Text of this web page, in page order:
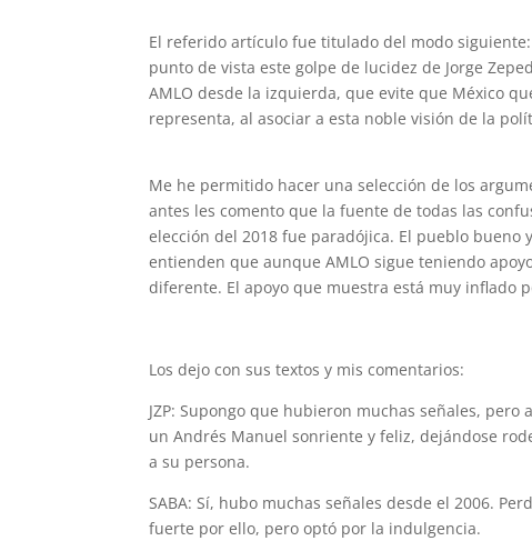
El referido artículo fue titulado del modo
punto de vista este golpe de lucidez de Jorge
AMLO desde la izquierda, que evite que México
representa, al asociar a esta noble visión de la
Me he permitido hacer una selección de los
antes les comento que la fuente de todas las
elección del 2018 fue paradójica. El pueblo bueno
entienden que aunque AMLO sigue teniendo
diferente. El apoyo que muestra está muy inflado
Los dejo con sus textos y mis comentarios:
JZP: Supongo que hubieron muchas señales,
un Andrés Manuel sonriente y feliz, dejándose
a su persona.
SABA: Sí, hubo muchas señales desde el 2006.
fuerte por ello, pero optó por la indulgencia.